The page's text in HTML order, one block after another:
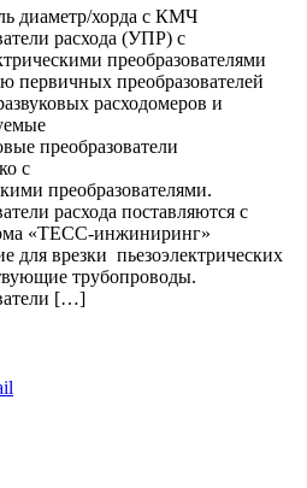
диаметр/хорда с КМЧ
расхода (УПР) с
преобразователями
преобразователей
расходомеров и
преобразователи
с
преобразователями.
расхода поставляются с
«ТЕСС-инжиниринг»
для врезки пьезоэлектрических
трубопроводы.
[…]